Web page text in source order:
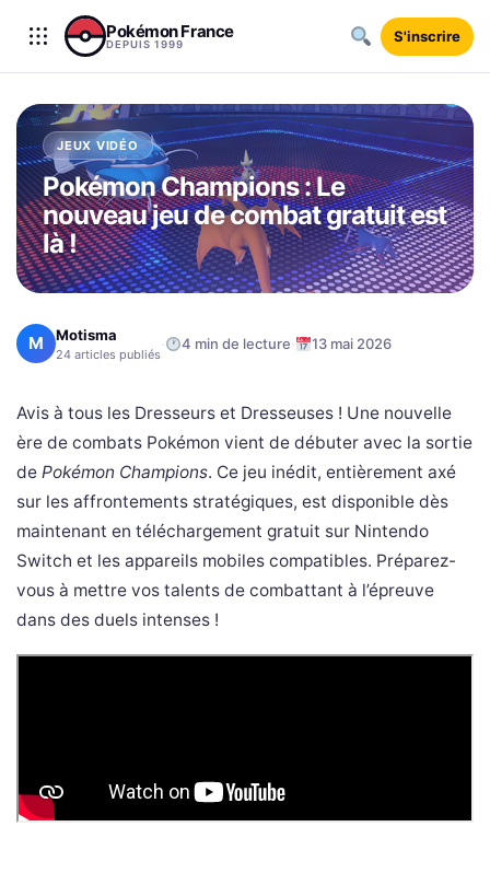
Aller au contenu
Pokémon France
DEPUIS 1999 S'inscrire
JEUX VIDÉO
Pokémon Champions : Le
nouveau jeu de combat gratuit est
là !
M Motisma
24 articles publiés · 4 min de lecture· 13 mai 2026
Avis à tous les Dresseurs et Dresseuses ! Une nouvelle
ère de combats Pokémon vient de débuter avec la sortie
de Pokémon Champions. Ce jeu inédit, entièrement axé
sur les affrontements stratégiques, est disponible dès
maintenant en téléchargement gratuit sur Nintendo
Switch et les appareils mobiles compatibles. Préparez-
vous à mettre vos talents de combattant à l’épreuve
dans des duels intenses !